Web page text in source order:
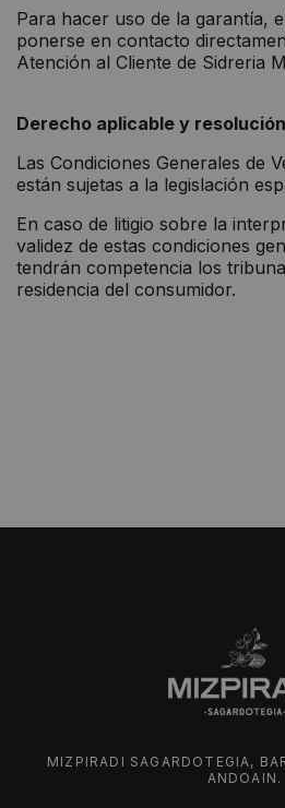
Para hacer uso de la garantía,
ponerse en contacto
Atención al Cliente de Sidreria
Derecho aplicable y
Las Condiciones Generales de
están sujetas a la legislación
En caso de litigio sobre la
validez de estas condiciones
tendrán competencia los
residencia del consumidor.
MIZPIRADI SAGARDOTEGIA,
ANDOAIN.